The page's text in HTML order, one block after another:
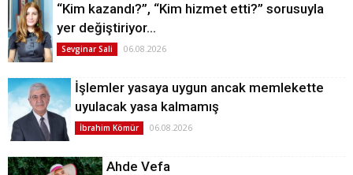
“Kim kazandı?”, “Kim hizmet etti?” sorusuyla
yer değiştiriyor…
Sevginar Sali 06.08.2026
İşlemler yasaya uygun ancak memlekette
uyulacak yasa kalmamış
İbrahim Kömür 06.08.2026
Ahde Vefa